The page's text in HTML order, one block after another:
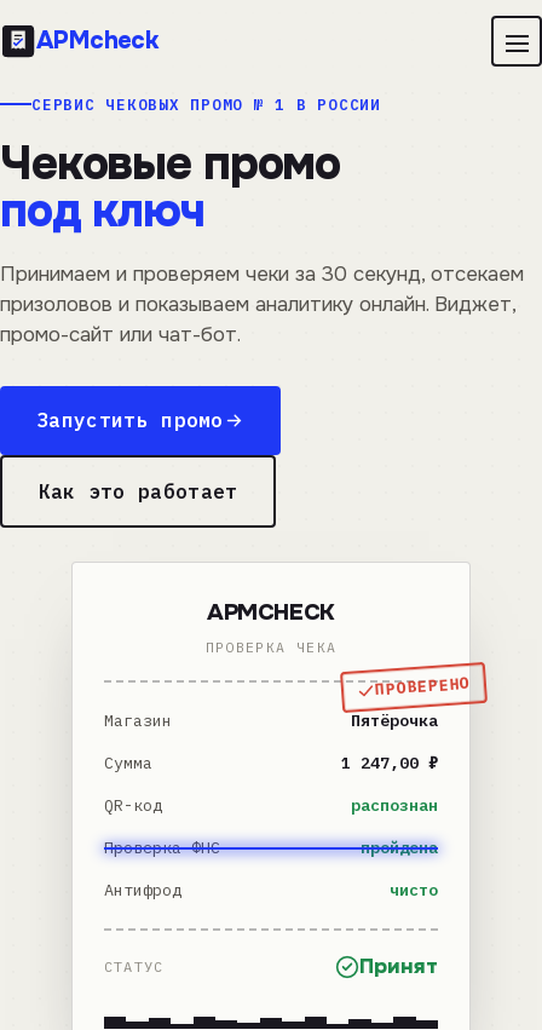
APMcheck
СЕРВИС ЧЕКОВЫХ ПРОМО № 1 В РОССИИ
Чековые промо
под ключ
Принимаем и проверяем чеки за 30 секунд, отсекаем
призоловов и показываем аналитику онлайн. Виджет,
промо-сайт или чат-бот.
Запустить промо
Как это работает
APMCHECK
ПРОВЕРКА ЧЕКА
Магазин
Пятёрочка
Сумма
1 247,00 ₽
QR-код
распознан
Проверка ФНС
пройдена
Антифрод
чисто
СТАТУС Принят
ПРОВЕРЕНО